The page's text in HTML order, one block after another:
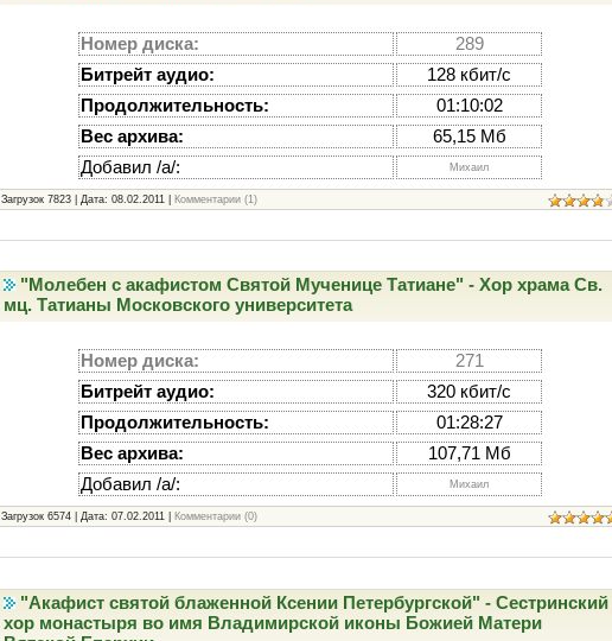
Номер диска:
289
Битрейт аудио:
128 кбит/с
Продолжительность:
01:10:02
Вес архива:
65,15 Мб
Добавил /а/:
Михаил
Загрузок 7823 | Дата:08.02.2011 Комментарии (1)
"Молебен с акафистом Святой Мученице Татиане" - Хор храма Св.
мц. Татианы Московского университета
Номер диска:
271
Битрейт аудио:
320 кбит/с
Продолжительность:
01:28:27
Вес архива:
107,71 Мб
Добавил /а/:
Михаил
Загрузок 6574 | Дата:07.02.2011 Комментарии (0)
"Акафист святой блаженной Ксении Петербургской" - Сестринский
хор монастыря во имя Владимирской иконы Божией Матери